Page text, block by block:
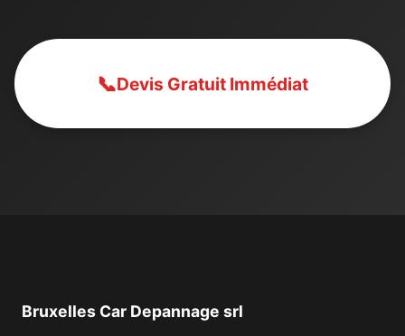
📞Devis Gratuit Immédiat
Bruxelles Car Depannage srl